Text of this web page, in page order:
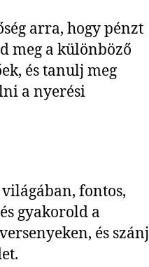
arra, hogy pénzt
meg a különböző
és tanulj meg
a nyerési
fontos,
gyakorold a
és szánj